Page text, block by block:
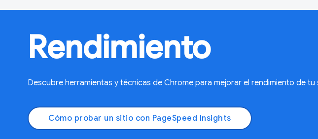
Rendimiento
Descubre herramientas y técnicas de Chrome para mejorar el rendimiento de tu
Cómo probar un sitio con PageSpeed Insights